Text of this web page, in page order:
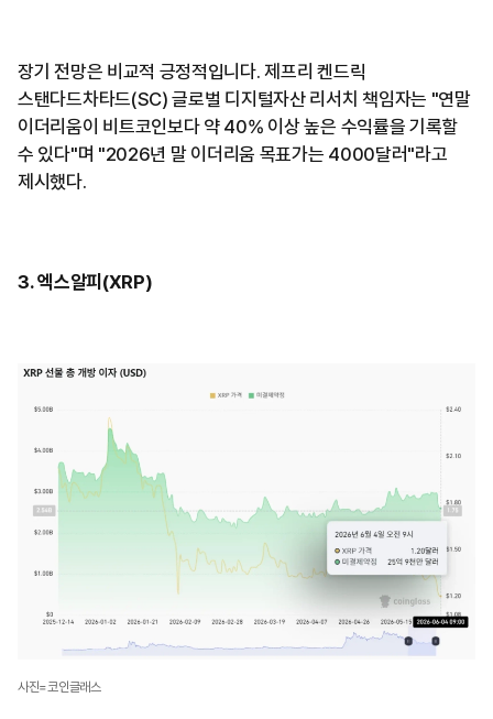
장기 전망은 비교적 긍정적입니다. 제프리 켄드릭
스탠다드차타드(SC) 글로벌 디지털자산 리서치 책임자는 "연말
이더리움이 비트코인보다 약 40% 이상 높은 수익률을 기록할
수 있다"며 "2026년 말 이더리움 목표가는 4000달러"라고
제시했다.
3. 엑스알피(XRP)
사진=코인글래스